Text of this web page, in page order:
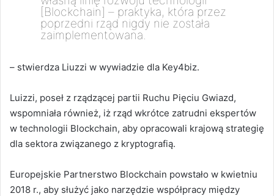
[Blockchain] – praktyka, która przez
poprzedni rząd nigdy nie została
zaimplementowana.
– stwierdza Liuzzi w wywiadzie dla Key4biz.
Luizzi, poseł z rządzącej partii Ruchu Pięciu Gwiazd,
wspomniała również, iż rząd wkrótce zatrudni ekspertów
w technologii Blockchain, aby opracowali krajową strategię
dla sektora związanego z kryptografią.
Europejskie Partnerstwo Blockchain powstało w kwietniu
2018 r., aby służyć jako narzędzie współpracy między